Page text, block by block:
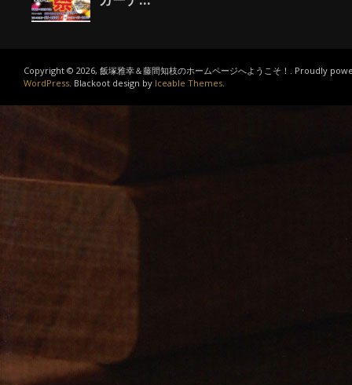
Copyright © 2026, 飯塚雅幸＆藤間知枝のホームページへようこそ！. Proudly
WordPress . Blackoot design by Iceable Themes